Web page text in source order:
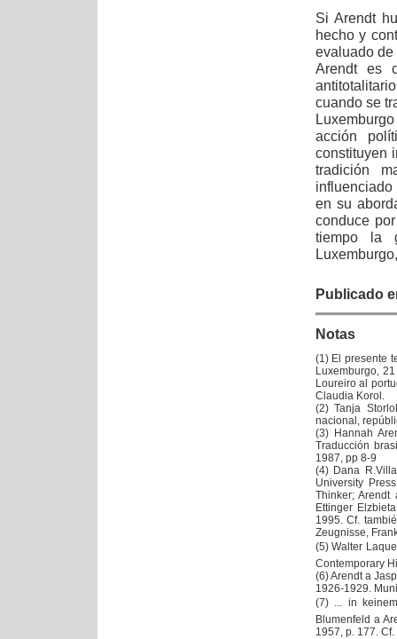
Si Arendt
hecho y
evaluado
Arendt es
cuando se
acción
constituyen
tradición
en su
conduce
tiempo la
Publicado
Notas
(1) El presente
Luxemburgo,
Loureiro al
Claudia Korol.
(2) Tanja
nacional,
(3) Hannah
Traducción
1987, pp 8-9
(4) Dana
University
Thinker; Arendt
Ettinger
1995. Cf.
Zeugnisse,
(5) Walter
Contemporary
(6) Arendt a
1926-1929.
(7) ... in
Blumenfeld a
1957, p. 177.